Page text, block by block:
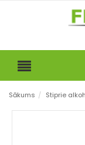
Sākums / Stiprie